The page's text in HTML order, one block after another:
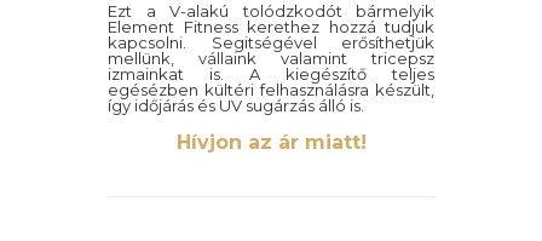
Ezt a V-alakú tolódzkodót bármelyik
Element Fitness kerethez hozzá tudjuk
kapcsolni. Segitségével erősíthetjük
mellünk, vállaink valamint tricepsz
izmainkat is. A kiegészítő teljes
egésézben kültéri felhasználásra készült,
így időjárás és UV sugárzás álló is.
Hívjon az ár miatt!